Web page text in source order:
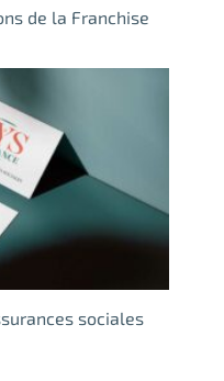
de la Franchise
sociales